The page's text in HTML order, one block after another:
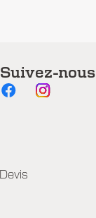
Suivez-nous
Devis